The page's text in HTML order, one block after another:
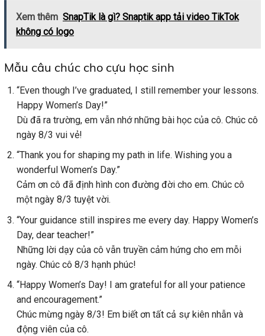
Xem thêm SnapTik là gì? Snaptik app tải video TikTok
không có logo
Mẫu câu chúc cho cựu học sinh
“Even though I’ve graduated, I still remember your lessons.
Happy Women’s Day!”
Dù đã ra trường, em vẫn nhớ những bài học của cô. Chúc cô
ngày 8/3 vui vẻ!
“Thank you for shaping my path in life. Wishing you a
wonderful Women’s Day.”
Cảm ơn cô đã định hình con đường đời cho em. Chúc cô
một ngày 8/3 tuyệt vời.
“Your guidance still inspires me every day. Happy Women’s
Day, dear teacher!”
Những lời dạy của cô vẫn truyền cảm hứng cho em mỗi
ngày. Chúc cô 8/3 hạnh phúc!
“Happy Women’s Day! I am grateful for all your patience
and encouragement.”
Chúc mừng ngày 8/3! Em biết ơn tất cả sự kiên nhẫn và
động viên của cô.